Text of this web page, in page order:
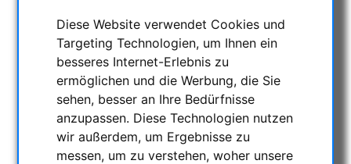
Diese Website verwendet Cookies und
Targeting Technologien, um Ihnen ein
besseres Internet-Erlebnis zu
ermöglichen und die Werbung, die Sie
sehen, besser an Ihre Bedürfnisse
anzupassen. Diese Technologien nutzen
wir außerdem, um Ergebnisse zu
messen, um zu verstehen, woher unsere